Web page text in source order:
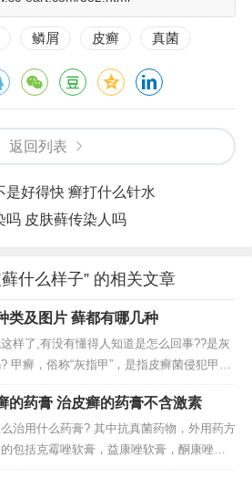
鳞屑 皮癣 真菌
返回列表
是好得快 癣打什么针水
吗 皮肤藓传染人吗
什么样子” 的相关文章
类及图片 藓都有哪几种
样了,有没有懂得人知道是怎么回事??是灰
甲癣，俗称“灰指甲”，是指皮癣菌侵犯甲板
引起的疾病。甲真菌病是由皮癣菌、酵母
癣菌等真菌引起的甲感染。您好：你这是
手指甲或脚趾甲变成灰白色，人们通常称
指甲”。这其实是由真菌感染而引起的甲病，
称为甲癣。真菌...
的药膏 治皮癣的药膏不含激素
治用什么药膏? 其中抗真菌药物，外用药方
包括克霉唑软膏，益康唑软膏，酮康唑软
苄唑软膏，特比萘芬软膏等等，它们对于